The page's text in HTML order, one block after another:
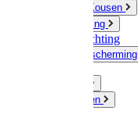
Sokken / Kousen
Winterkleding
Winkelinrichting
Gelaatsbescherming
Knaagdieren